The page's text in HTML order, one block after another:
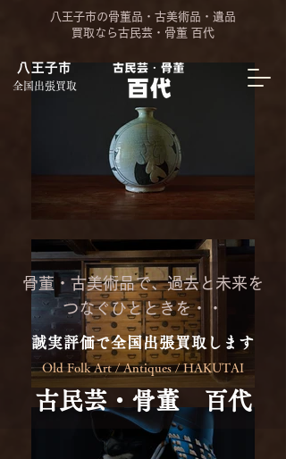
八王子市の骨董品・古美術品・遺品
買取なら古民芸・骨董 百代
八王子市
全国出張買取
骨董・古美術品で、過去と未来を
つなぐひとときを・・
誠実評価で全国出張買取します
Old Folk Art / Antiques / HAKUTAI
​古民芸・骨董 百代